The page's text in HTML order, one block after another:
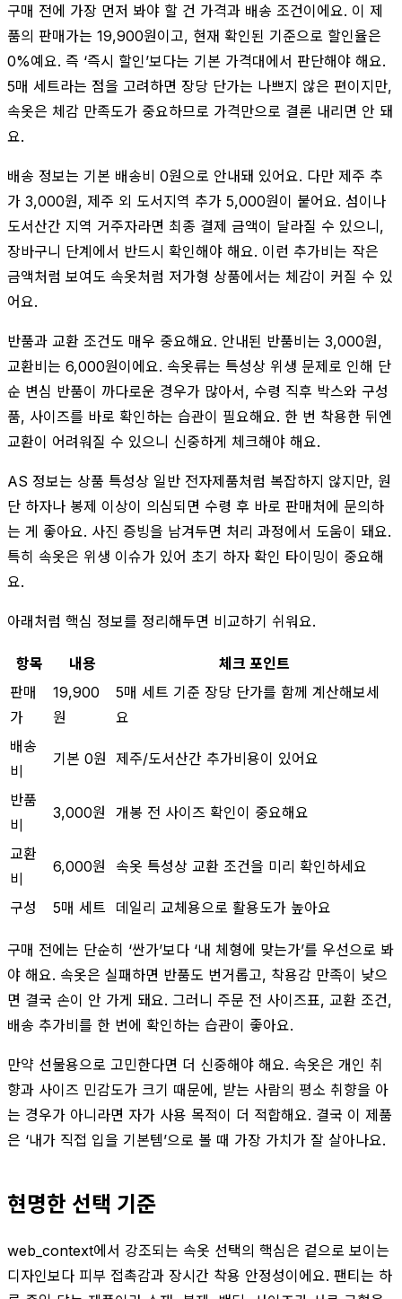
구매 전에 가장 먼저 봐야 할 건 가격과 배송 조건이에요. 이 제
품의 판매가는 19,900원이고, 현재 확인된 기준으로 할인율은
0%예요. 즉 ‘즉시 할인’보다는 기본 가격대에서 판단해야 해요.
5매 세트라는 점을 고려하면 장당 단가는 나쁘지 않은 편이지만,
속옷은 체감 만족도가 중요하므로 가격만으로 결론 내리면 안 돼
요.
배송 정보는 기본 배송비 0원으로 안내돼 있어요. 다만 제주 추
가 3,000원, 제주 외 도서지역 추가 5,000원이 붙어요. 섬이나
도서산간 지역 거주자라면 최종 결제 금액이 달라질 수 있으니,
장바구니 단계에서 반드시 확인해야 해요. 이런 추가비는 작은
금액처럼 보여도 속옷처럼 저가형 상품에서는 체감이 커질 수 있
어요.
반품과 교환 조건도 매우 중요해요. 안내된 반품비는 3,000원,
교환비는 6,000원이에요. 속옷류는 특성상 위생 문제로 인해 단
순 변심 반품이 까다로운 경우가 많아서, 수령 직후 박스와 구성
품, 사이즈를 바로 확인하는 습관이 필요해요. 한 번 착용한 뒤엔
교환이 어려워질 수 있으니 신중하게 체크해야 해요.
AS 정보는 상품 특성상 일반 전자제품처럼 복잡하지 않지만, 원
단 하자나 봉제 이상이 의심되면 수령 후 바로 판매처에 문의하
는 게 좋아요. 사진 증빙을 남겨두면 처리 과정에서 도움이 돼요.
특히 속옷은 위생 이슈가 있어 초기 하자 확인 타이밍이 중요해
요.
아래처럼 핵심 정보를 정리해두면 비교하기 쉬워요.
항목 내용
체크 포인트
판매
가
19,900
원
5매 세트 기준 장당 단가를 함께 계산해보세
요
배송
비
기본 0원 제주/도서산간 추가비용이 있어요
반품
비
3,000원 개봉 전 사이즈 확인이 중요해요
교환
비
6,000원 속옷 특성상 교환 조건을 미리 확인하세요
구성 5매 세트 데일리 교체용으로 활용도가 높아요
구매 전에는 단순히 ‘싼가’보다 ‘내 체형에 맞는가’를 우선으로 봐
야 해요. 속옷은 실패하면 반품도 번거롭고, 착용감 만족이 낮으
면 결국 손이 안 가게 돼요. 그러니 주문 전 사이즈표, 교환 조건,
배송 추가비를 한 번에 확인하는 습관이 좋아요.
만약 선물용으로 고민한다면 더 신중해야 해요. 속옷은 개인 취
향과 사이즈 민감도가 크기 때문에, 받는 사람의 평소 취향을 아
는 경우가 아니라면 자가 사용 목적이 더 적합해요. 결국 이 제품
은 ‘내가 직접 입을 기본템’으로 볼 때 가장 가치가 잘 살아나요.
현명한 선택 기준
web_context에서 강조되는 속옷 선택의 핵심은 겉으로 보이는
디자인보다 피부 접촉감과 장시간 착용 안정성이에요. 팬티는 하